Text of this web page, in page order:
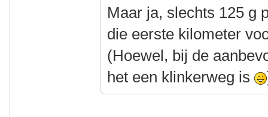
Maar ja, slechts 125 g
die eerste kilometer
(Hoewel, bij de
het een klinkerweg is